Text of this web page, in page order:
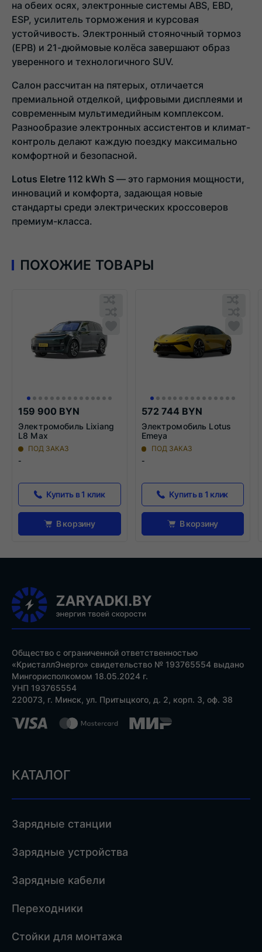
на обеих осях, электронные системы ABS, EBD,
ESP, усилитель торможения и курсовая
устойчивость. Электронный стояночный тормоз
(EPB) и 21-дюймовые колёса завершают образ
уверенного и технологичного SUV.
Салон рассчитан на пятерых, отличается
премиальной отделкой, цифровыми дисплеями и
современным мультимедийным комплексом.
Разнообразие электронных ассистентов и климат-
контроль делают каждую поездку максимально
комфортной и безопасной.
Lotus Eletre 112 kWh S — это гармония мощности,
инноваций и комфорта, задающая новые
стандарты среди электрических кроссоверов
премиум-класса.
ПОХОЖИЕ ТОВАРЫ
159 900 BYN
Электромобиль Lixiang
L8 Max
сравнения
ПОД ЗАКАЗ
-
Купить в 1 клик
В корзину
572 744 BYN
Электромобиль Lotus
Emeya
ПОД ЗАКАЗ
-
Купить в 1 клик
В корзину
Общество с ограниченной ответственностью
«КристаллЭнерго» свидетельство № 193765554 выдано
Мингорисполкомом 18.05.2024 г.
УНП 193765554
220073, г. Минск, ул. Притыцкого, д. 2, корп. 3, оф. 38
КАТАЛОГ
Зарядные станции
Зарядные устройства
Зарядные кабели
Переходники
Стойки для монтажа